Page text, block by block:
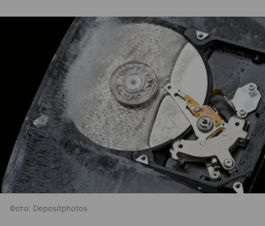
Фото: Depositphotos